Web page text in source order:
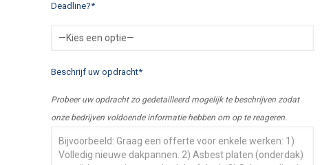
Deadline?*
Beschrijf uw opdracht*
Probeer uw opdracht zo gedetailleerd mogelijk te beschrijven zodat
onze bedrijven voldoende informatie hebben om op te reageren.